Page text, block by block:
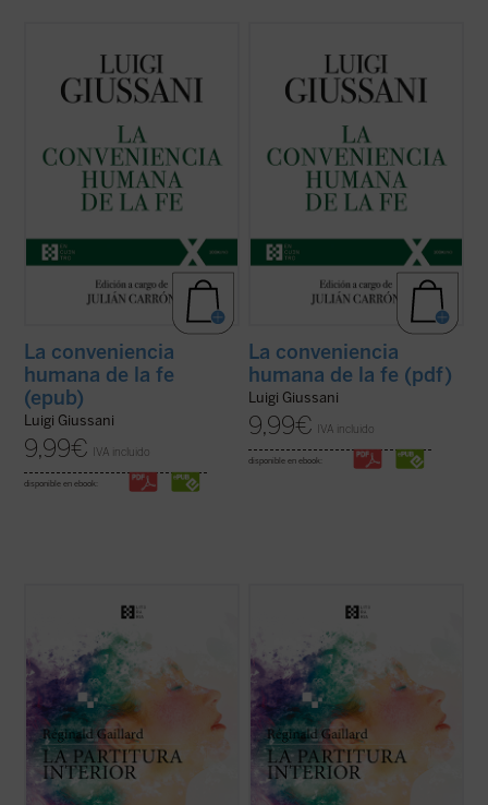
de don Luigi Giussani en los Ejercicios
espirituales de la Fraternidad de Comunión
y Liberación celebrados entre 1985 y 1987
y los diálogos que éstas suscitaron.
La conveniencia
humana de la fe
(epub)
Luigi Giussani
9,99€ IVA incluido
disponible en ebook:
de don Luigi Giussani en los Ejercicios
espirituales de la Fraternidad de Comunión
y Liberación celebrados entre 1985 y 1987
y los diálogos que éstas suscitaron.
La conveniencia
humana de la fe (pdf)
Luigi Giussani
9,99€ IVA incluido
disponible en ebook:
las historias de vida de Charlotte, «la loca
del pueblo», y Jan, un músico holandés
quien huye de un amor perdido, tienen en
común una búsqueda espiritual de
trascendiencia y belleza, una relación ...
(ver ficha)
las historias de vida de Charlotte, «la loca
del pueblo», y Jan, un músico holandés
quien huye de un amor perdido, tienen en
común una búsqueda espiritual de
trascendiencia y belleza, una relación ...
(ver ficha)